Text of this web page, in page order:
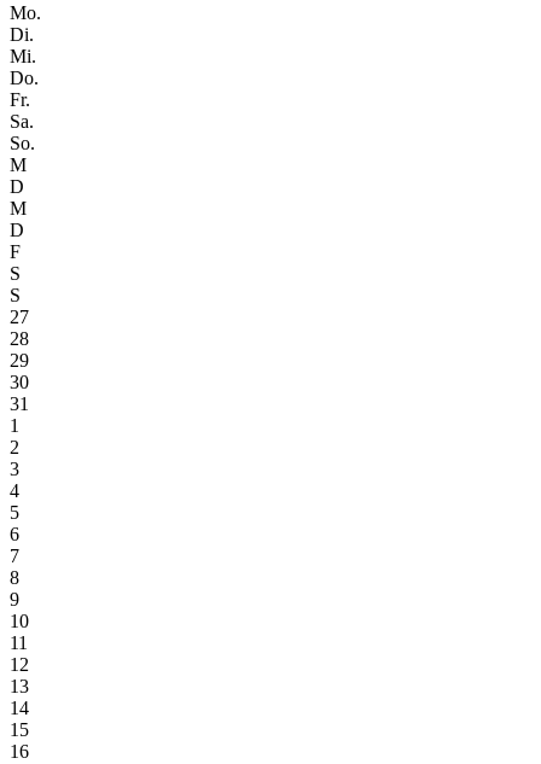
Mo.
Di.
Mi.
Do.
Fr.
Sa.
So.
M
D
M
D
F
S
S
27
28
29
30
31
1
2
3
4
5
6
7
8
9
10
11
12
13
14
15
16